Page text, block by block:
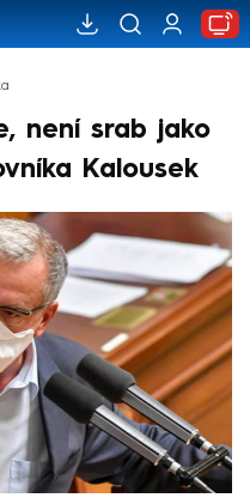
není srab jako
Kalousek